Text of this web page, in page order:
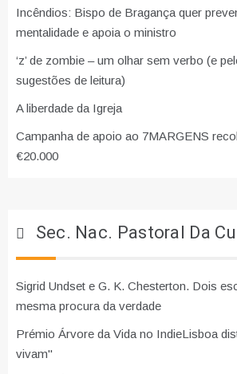
Incêndios: Bispo de Bragança quer
mentalidade e apoia o ministro
‘z’ de zombie – um olhar sem verbo (e
sugestões de leitura)
A liberdade da Igreja
Campanha de apoio ao 7MARGENS
€20.000
Sec. Nac. Pastoral Da
Sigrid Undset e G. K. Chesterton. Dois
mesma procura da verdade
Prémio Árvore da Vida no IndieLisboa
vivam"